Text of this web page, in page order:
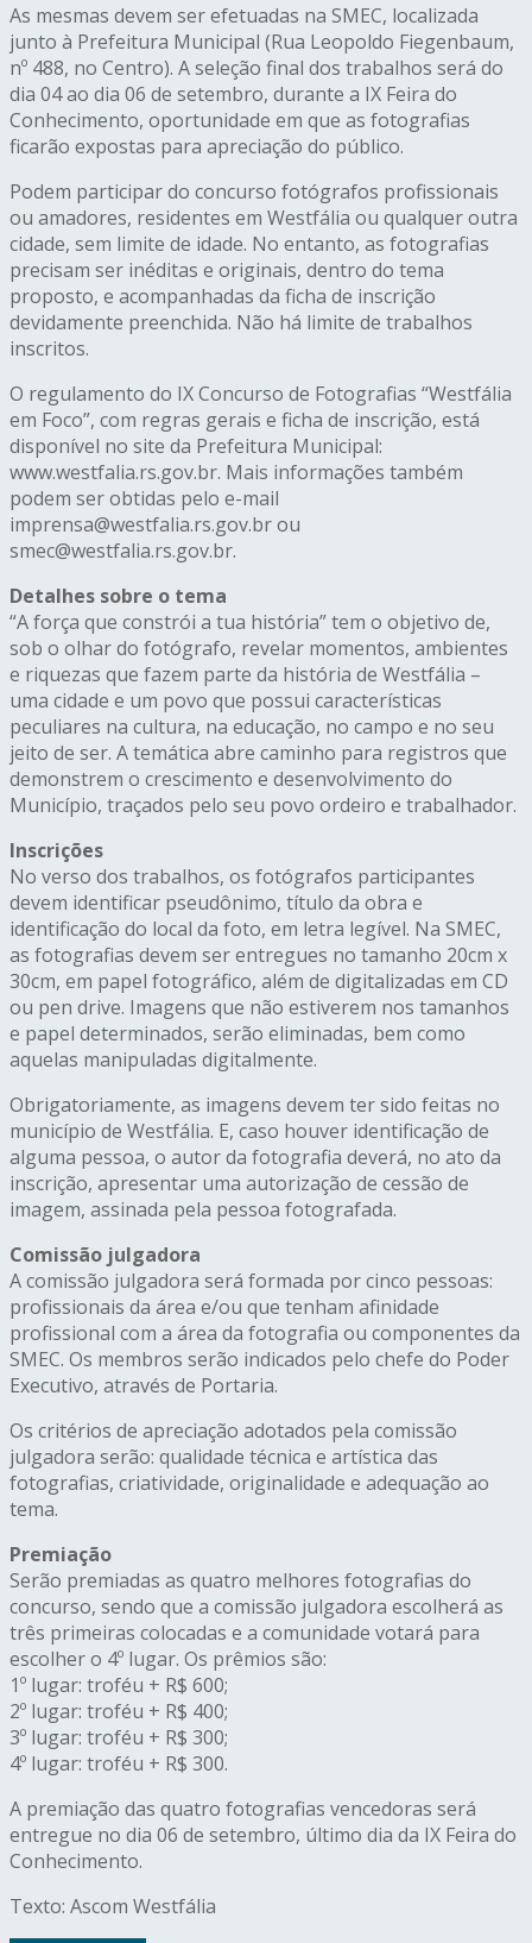
As mesmas devem ser efetuadas na SMEC, localizada
junto à Prefeitura Municipal (Rua Leopoldo Fiegenbaum,
nº 488, no Centro). A seleção final dos trabalhos será do
dia 04 ao dia 06 de setembro, durante a IX Feira do
Conhecimento, oportunidade em que as fotografias
ficarão expostas para apreciação do público.
Podem participar do concurso fotógrafos profissionais
ou amadores, residentes em Westfália ou qualquer outra
cidade, sem limite de idade. No entanto, as fotografias
precisam ser inéditas e originais, dentro do tema
proposto, e acompanhadas da ficha de inscrição
devidamente preenchida. Não há limite de trabalhos
inscritos.
O regulamento do IX Concurso de Fotografias “Westfália
em Foco”, com regras gerais e ficha de inscrição, está
disponível no site da Prefeitura Municipal:
www.westfalia.rs.gov.br. Mais informações também
podem ser obtidas pelo e-mail
imprensa@westfalia.rs.gov.br ou
smec@westfalia.rs.gov.br.
Detalhes sobre o tema
“A força que constrói a tua história” tem o objetivo de,
sob o olhar do fotógrafo, revelar momentos, ambientes
e riquezas que fazem parte da história de Westfália –
uma cidade e um povo que possui características
peculiares na cultura, na educação, no campo e no seu
jeito de ser. A temática abre caminho para registros que
demonstrem o crescimento e desenvolvimento do
Município, traçados pelo seu povo ordeiro e trabalhador.
Inscrições
No verso dos trabalhos, os fotógrafos participantes
devem identificar pseudônimo, título da obra e
identificação do local da foto, em letra legível. Na SMEC,
as fotografias devem ser entregues no tamanho 20cm x
30cm, em papel fotográfico, além de digitalizadas em CD
ou pen drive. Imagens que não estiverem nos tamanhos
e papel determinados, serão eliminadas, bem como
aquelas manipuladas digitalmente.
Obrigatoriamente, as imagens devem ter sido feitas no
município de Westfália. E, caso houver identificação de
alguma pessoa, o autor da fotografia deverá, no ato da
inscrição, apresentar uma autorização de cessão de
imagem, assinada pela pessoa fotografada.
Comissão julgadora
A comissão julgadora será formada por cinco pessoas:
profissionais da área e/ou que tenham afinidade
profissional com a área da fotografia ou componentes da
SMEC. Os membros serão indicados pelo chefe do Poder
Executivo, através de Portaria.
Os critérios de apreciação adotados pela comissão
julgadora serão: qualidade técnica e artística das
fotografias, criatividade, originalidade e adequação ao
tema.
Premiação
Serão premiadas as quatro melhores fotografias do
concurso, sendo que a comissão julgadora escolherá as
três primeiras colocadas e a comunidade votará para
escolher o 4º lugar. Os prêmios são:
1º lugar: troféu + R$ 600;
2º lugar: troféu + R$ 400;
3º lugar: troféu + R$ 300;
4º lugar: troféu + R$ 300.
A premiação das quatro fotografias vencedoras será
entregue no dia 06 de setembro, último dia da IX Feira do
Conhecimento.
Texto: Ascom Westfália